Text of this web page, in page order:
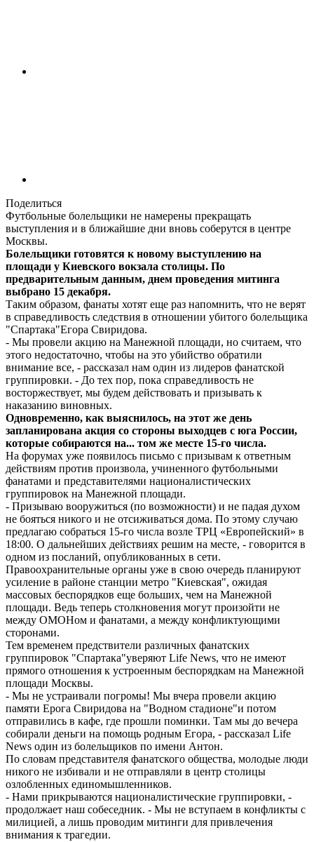
Поделиться
Футбольные болельщики не намерены прекращать
выступления и в ближайшие дни вновь соберутся в центре
Москвы.
Болельщики готовятся к новому выступлению на
площади у Киевского вокзала столицы. По
предварительным данным, днем проведения митинга
выбрано 15 декабря.
Таким образом, фанаты хотят еще раз напомнить, что не верят
в справедливость следствия в отношении убитого болельщика
"Спартака"Егора Свиридова.
- Мы провели акцию на Манежной площади, но считаем, что
этого недостаточно, чтобы на это убийство обратили
внимание все, - рассказал нам один из лидеров фанатской
группировки. - До тех пор, пока справедливость не
восторжествует, мы будем действовать и призывать к
наказанию виновных.
Одновременно, как выяснилось, на этот же день
запланирована акция со стороны выходцев с юга России,
которые собираются на... том же месте 15-го числа.
На форумах уже появилось письмо с призывам к ответным
действиям против произвола, учиненного футбольными
фанатами и представителями националистических
группировок на Манежной площади.
- Призываю вооружиться (по возможности) и не падая духом
не бояться никого и не отсиживаться дома. По этому случаю
предлагаю собраться 15-го числа возле ТРЦ «Европейский» в
18:00. О дальнейших действиях решим на месте, - говорится в
одном из посланий, опубликованных в сети.
Правоохранительные органы уже в свою очередь планируют
усиление в районе станции метро "Киевская", ожидая
массовых беспорядков еще больших, чем на Манежной
площади. Ведь теперь столкновения могут произойти не
между ОМОНом и фанатами, а между конфликтующими
сторонами.
Тем временем предствители различных фанатских
группировок "Спартака"уверяют Life News, что не имеют
прямого отношения к устроенным беспорядкам на Манежной
площади Москвы.
- Мы не устраивали погромы! Мы вчера провели акцию
памяти Ерога Свиридова на "Водном стадионе"и потом
отправились в кафе, где прошли поминки. Там мы до вечера
собирали деньги на помощь родным Егора, - рассказал Life
News один из болельщиков по имени Антон.
По словам представителя фанатского общества, молодые люди
никого не избивали и не отправляли в центр столицы
озлобленных единомышленников.
- Нами прикрываются националистические группировки, -
продолжает наш собеседник. - Мы не вступаем в конфликты с
милицией, а лишь проводим митинги для привлечения
внимания к трагедии.